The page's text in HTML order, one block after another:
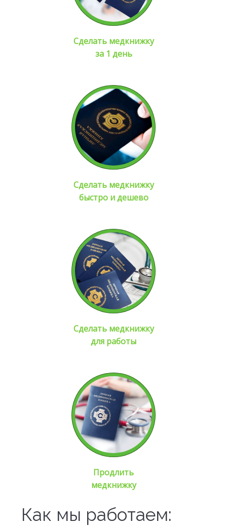
Сделать медкнижку
за 1 день
Сделать медкнижку
быстро и дешево
Сделать медкнижку
для работы
Продлить
медкнижку
Как мы работаем: